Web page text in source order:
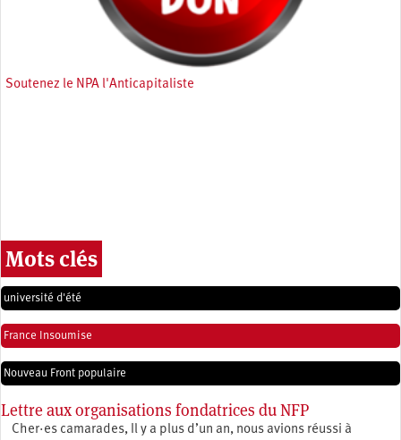
Soutenez le NPA l'Anticapitaliste
Mots clés
université d'été
France Insoumise
Nouveau Front populaire
Lettre aux organisations fondatrices du NFP
Cher·es camarades, Il y a plus d’un an, nous avions réussi à